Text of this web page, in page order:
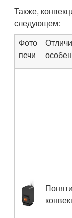
Также,
следующем:
Фото
печи